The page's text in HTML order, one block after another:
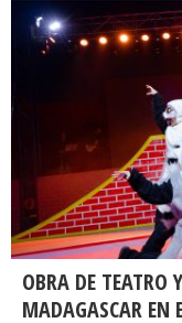
OBRA DE TEATRO
MADAGASCAR EN